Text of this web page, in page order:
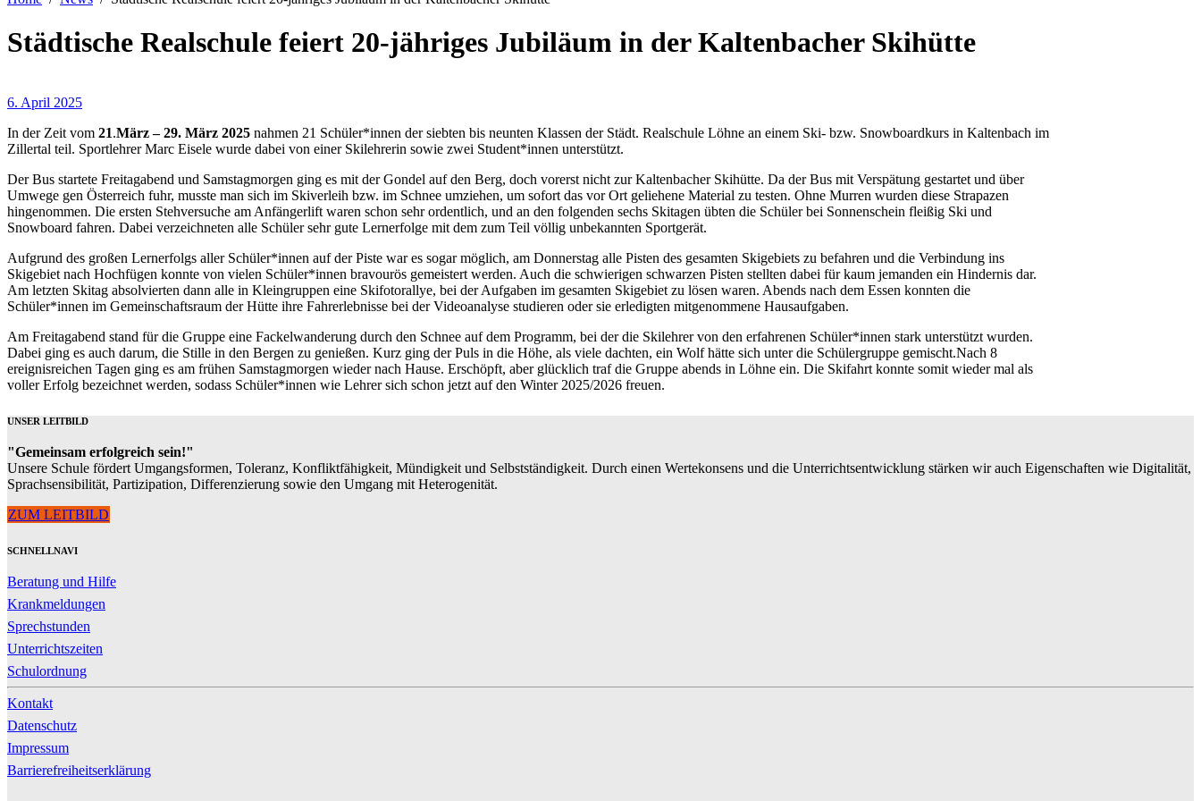
Städtische Realschule feiert 20-jähriges Jubiläum in der Kaltenbacher Skihütte
6. April 2025
In der Zeit vom 21.März – 29. März 2025 nahmen 21 Schüler*innen der siebten bis neunten Klassen der Städt. Realschule Löhne an einem Ski- bzw. Snowboardkurs in Kaltenbach im
Zillertal teil. Sportlehrer Marc Eisele wurde dabei von einer Skilehrerin sowie zwei Student*innen unterstützt.
Der Bus startete Freitagabend und Samstagmorgen ging es mit der Gondel auf den Berg, doch vorerst nicht zur Kaltenbacher Skihütte. Da der Bus mit Verspätung gestartet und über
Umwege gen Österreich fuhr, musste man sich im Skiverleih bzw. im Schnee umziehen, um sofort das vor Ort geliehene Material zu testen. Ohne Murren wurden diese Strapazen
hingenommen. Die ersten Stehversuche am Anfängerlift waren schon sehr ordentlich, und an den folgenden sechs Skitagen übten die Schüler bei Sonnenschein fleißig Ski und
Snowboard fahren. Dabei verzeichneten alle Schüler sehr gute Lernerfolge mit dem zum Teil völlig unbekannten Sportgerät.
Aufgrund des großen Lernerfolgs aller Schüler*innen auf der Piste war es sogar möglich, am Donnerstag alle Pisten des gesamten Skigebiets zu befahren und die Verbindung ins
Skigebiet nach Hochfügen konnte von vielen Schüler*innen bravourös gemeistert werden. Auch die schwierigen schwarzen Pisten stellten dabei für kaum jemanden ein Hindernis dar.
Am letzten Skitag absolvierten dann alle in Kleingruppen eine Skifotorallye, bei der Aufgaben im gesamten Skigebiet zu lösen waren. Abends nach dem Essen konnten die
Schüler*innen im Gemeinschaftsraum der Hütte ihre Fahrerlebnisse bei der Videoanalyse studieren oder sie erledigten mitgenommene Hausaufgaben.
Am Freitagabend stand für die Gruppe eine Fackelwanderung durch den Schnee auf dem Programm, bei der die Skilehrer von den erfahrenen Schüler*innen stark unterstützt wurden.
Dabei ging es auch darum, die Stille in den Bergen zu genießen. Kurz ging der Puls in die Höhe, als viele dachten, ein Wolf hätte sich unter die Schülergruppe gemischt.Nach 8
ereignisreichen Tagen ging es am frühen Samstagmorgen wieder nach Hause. Erschöpft, aber glücklich traf die Gruppe abends in Löhne ein. Die Skifahrt konnte somit wieder mal als
voller Erfolg bezeichnet werden, sodass Schüler*innen wie Lehrer sich schon jetzt auf den Winter 2025/2026 freuen.
UNSER LEITBILD
"Gemeinsam erfolgreich sein!"
Unsere Schule fördert Umgangsformen, Toleranz, Konfliktfähigkeit, Mündigkeit und Selbstständigkeit. Durch einen Wertekonsens und die Unterrichtsentwicklung stärken wir auch Eigenschaften wie Digitalität,
Sprachsensibilität, Partizipation, Differenzierung sowie den Umgang mit Heterogenität.
ZUM LEITBILD
SCHNELLNAVI
Beratung und Hilfe
Krankmeldungen
Sprechstunden
Unterrichtszeiten
Schulordnung
Kontakt
Datenschutz
Impressum
Barrierefreiheitserklärung